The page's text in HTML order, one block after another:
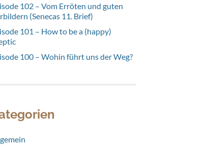
102 – Vom Erröten und guten
(Senecas 11. Brief)
101 – How to be a (happy)
100 – Wohin führt uns der Weg?